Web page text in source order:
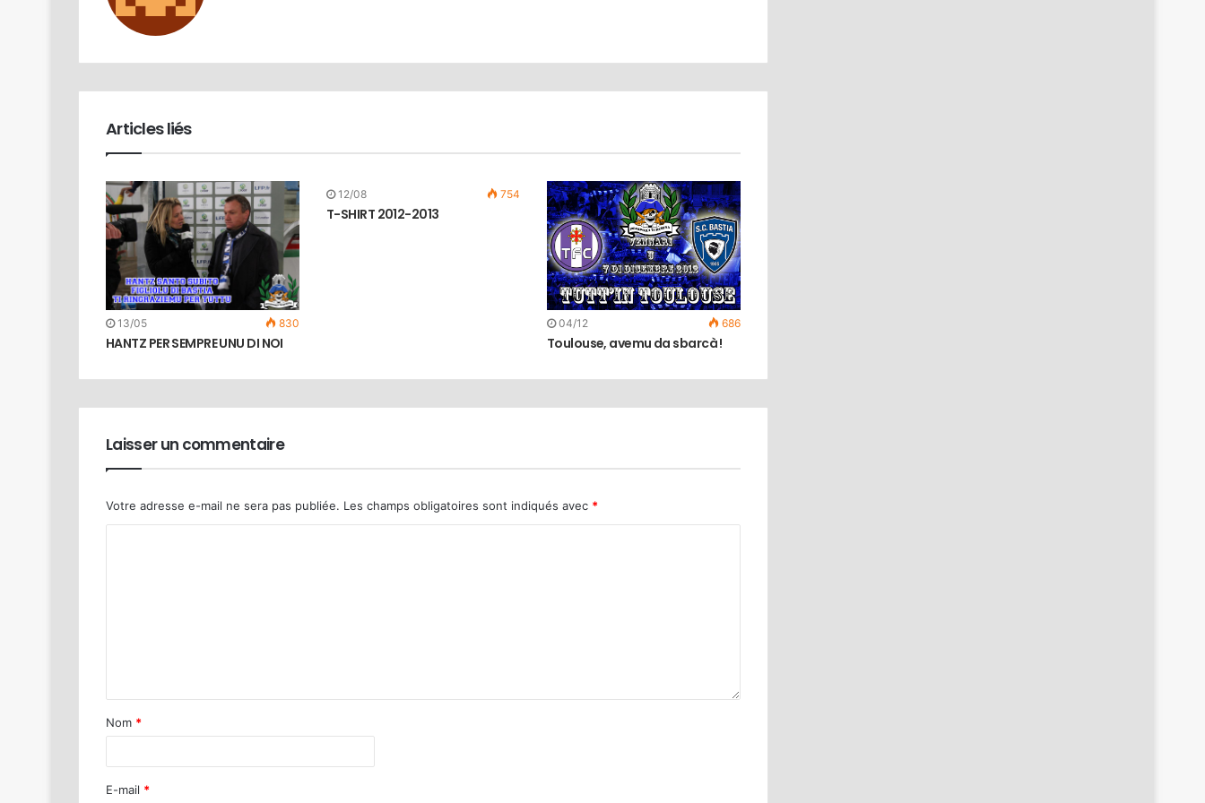
Articles liés
13/05 830
HANTZ PER SEMPRE UNU DI NOI
12/08 754
T-SHIRT 2012-2013
04/12 686
Toulouse, avemu da sbarcà !
Laisser un commentaire
Votre adresse e-mail ne sera pas publiée. Les champs obligatoires sont indiqués avec *
Nom *
E-mail *